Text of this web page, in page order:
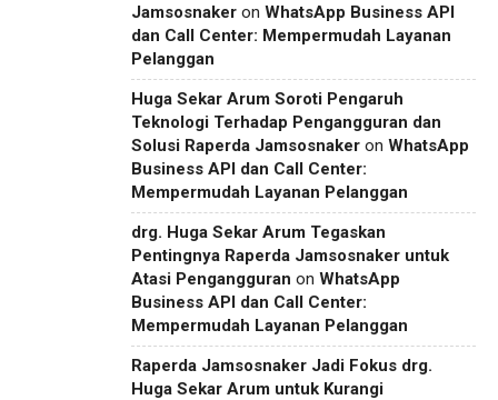
Jamsosnaker on WhatsApp Business API
dan Call Center: Mempermudah Layanan
Pelanggan
Huga Sekar Arum Soroti Pengaruh
Teknologi Terhadap Pengangguran dan
Solusi Raperda Jamsosnaker on WhatsApp
Business API dan Call Center:
Mempermudah Layanan Pelanggan
drg. Huga Sekar Arum Tegaskan
Pentingnya Raperda Jamsosnaker untuk
Atasi Pengangguran on WhatsApp
Business API dan Call Center:
Mempermudah Layanan Pelanggan
Raperda Jamsosnaker Jadi Fokus drg.
Huga Sekar Arum untuk Kurangi